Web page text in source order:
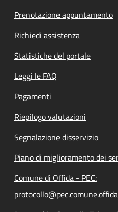
Prenotazione appuntamento
Richiedi assistenza
Statistiche del portale
Leggi le FAQ
Pagamenti
Riepilogo valutazioni
Segnalazione disservizio
Piano di miglioramento dei
Comune di Offida - PEC: